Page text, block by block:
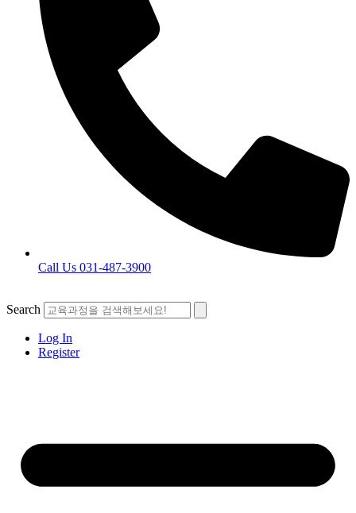
Call Us 031-487-3900
Search
Log In
Register